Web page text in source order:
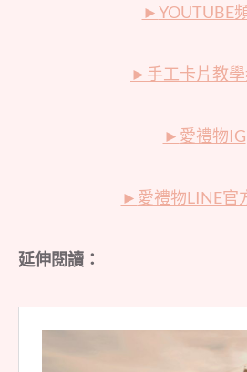
►YOUTUBE
► 手工卡片教
► 愛禮物IG
► 愛禮物LINE官
延伸閱讀：